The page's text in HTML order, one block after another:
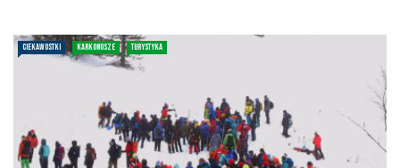
CIEKAWOSTKI KARKONOSZE TURYSTYKA